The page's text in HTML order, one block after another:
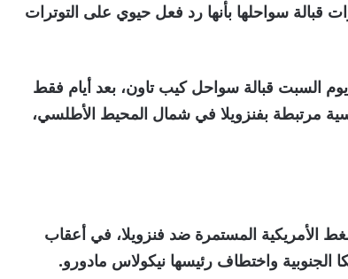
قبالة سواحلها بأنها رد فعل حيوي على التوترات
السلام 2026” التي بدأت يوم السبت قبالة سواحل كيب تاون، بعد أيام فقط
مرتبطة بفنزويلا في شمال المحيط الأطلسي،
الأمريكية المستمرة ضد فنزويلا، في أعقاب
الجنوبية واختطاف رئيسها نيكولاس مادورو.